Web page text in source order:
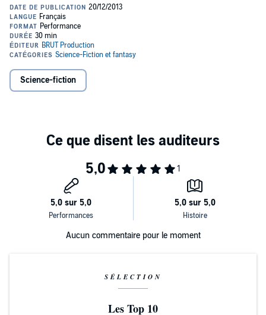
(P)2013 Novelcast
Science-fiction
Aucun commentaire pour le moment
SÉLECTION
Les Top 10